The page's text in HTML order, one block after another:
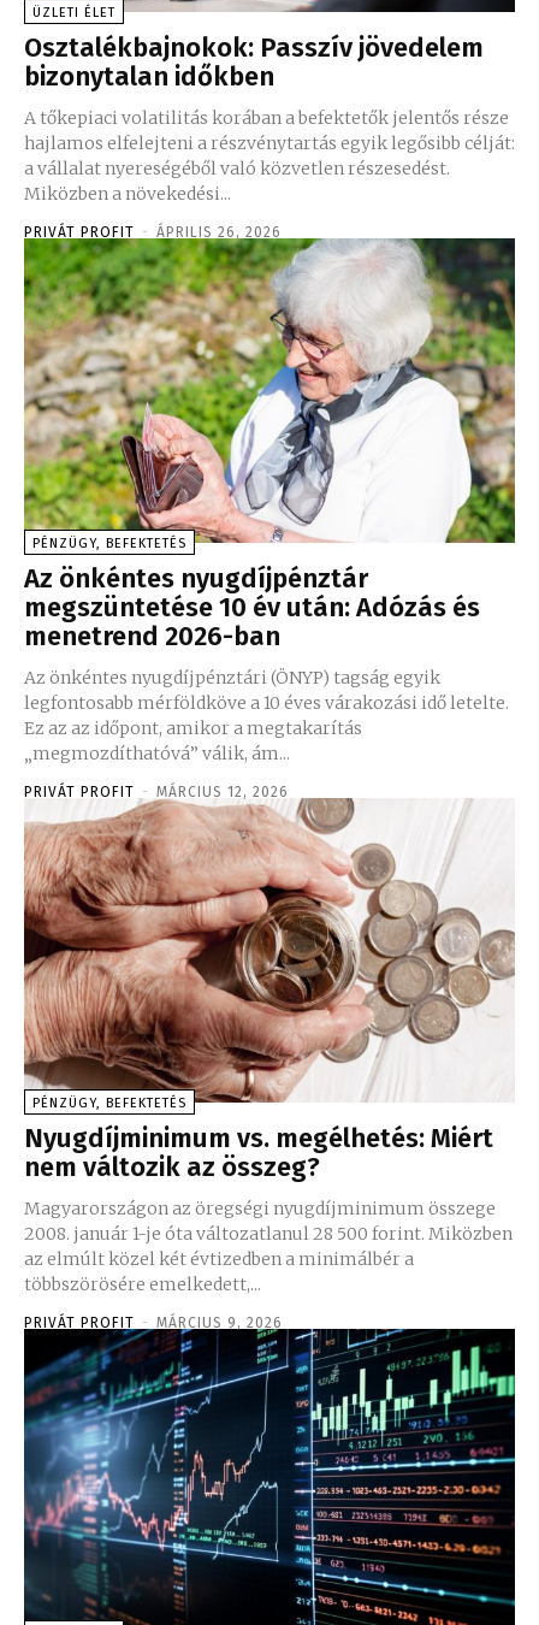
ÜZLETI ÉLET
Osztalékbajnokok: Passzív jövedelem
bizonytalan időkben
A tőkepiaci volatilitás korában a befektetők jelentős része
hajlamos elfelejteni a részvénytartás egyik legősibb célját:
a vállalat nyereségéből való közvetlen részesedést.
Miközben a növekedési...
PRIVÁT PROFIT - ÁPRILIS 26, 2026
PÉNZÜGY, BEFEKTETÉS
Az önkéntes nyugdíjpénztár
megszüntetése 10 év után: Adózás és
menetrend 2026-ban
Az önkéntes nyugdíjpénztári (ÖNYP) tagság egyik
legfontosabb mérföldköve a 10 éves várakozási idő letelte.
Ez az az időpont, amikor a megtakarítás
„megmozdíthatóvá” válik, ám...
PRIVÁT PROFIT - MÁRCIUS 12, 2026
PÉNZÜGY, BEFEKTETÉS
Nyugdíjminimum vs. megélhetés: Miért
nem változik az összeg?
Magyarországon az öregségi nyugdíjminimum összege
2008. január 1-je óta változatlanul 28 500 forint. Miközben
az elmúlt közel két évtizedben a minimálbér a
többszörösére emelkedett,...
PRIVÁT PROFIT - MÁRCIUS 9, 2026